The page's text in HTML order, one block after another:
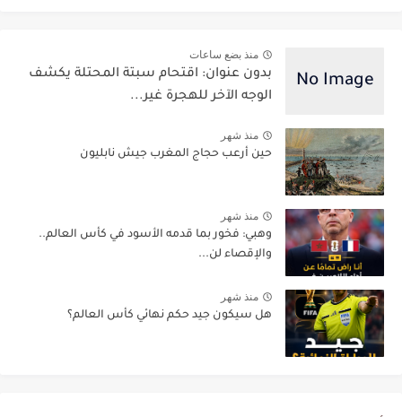
منذ بضع ساعات
بدون عنوان: اقتحام سبتة المحتلة يكشف
الوجه الآخر للهجرة غير...
منذ شهر
حين أرعب حجاج المغرب جيش نابليون
منذ شهر
وهبي: فخور بما قدمه الأسود في كأس العالم..
والإقصاء لن...
منذ شهر
هل سيكون جيد حكم نهائي كأس العالم؟